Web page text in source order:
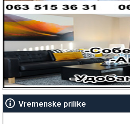
Vremenske prilike